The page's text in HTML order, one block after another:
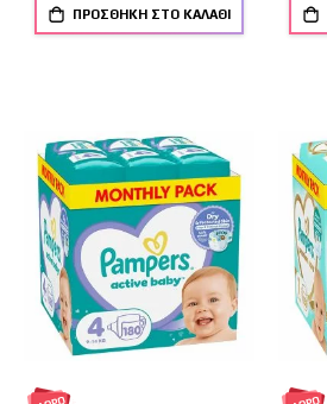
ΠΡΟΣΘΉΚΗ ΣΤΟ ΚΑΛΆΘΙ